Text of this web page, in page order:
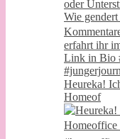
Heureka!
Homeof